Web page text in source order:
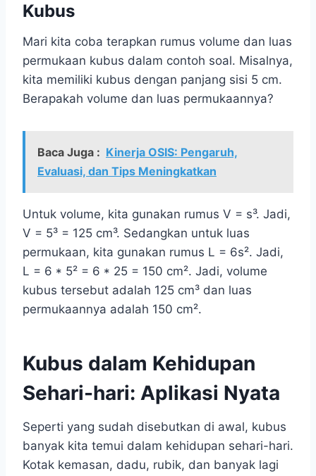
Kubus
Mari kita coba terapkan rumus volume dan luas
permukaan kubus dalam contoh soal. Misalnya,
kita memiliki kubus dengan panjang sisi 5 cm.
Berapakah volume dan luas permukaannya?
Baca Juga : Kinerja OSIS: Pengaruh,
Evaluasi, dan Tips Meningkatkan
Untuk volume, kita gunakan rumus V = s³. Jadi,
V = 5³ = 125 cm³. Sedangkan untuk luas
permukaan, kita gunakan rumus L = 6s². Jadi,
L = 6 * 5² = 6 * 25 = 150 cm². Jadi, volume
kubus tersebut adalah 125 cm³ dan luas
permukaannya adalah 150 cm².
Kubus dalam Kehidupan
Sehari-hari: Aplikasi Nyata
Seperti yang sudah disebutkan di awal, kubus
banyak kita temui dalam kehidupan sehari-hari.
Kotak kemasan, dadu, rubik, dan banyak lagi